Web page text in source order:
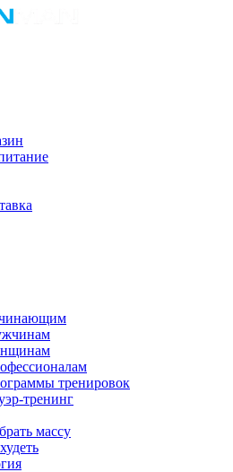
тренировок
тренинг
массу